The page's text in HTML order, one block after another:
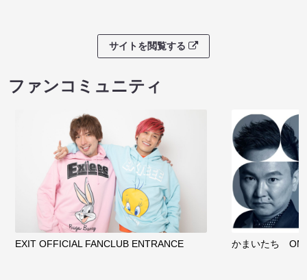
サイトを閲覧する
ファンコミュニティ
EXIT OFFICIAL FANCLUB ENTRANCE かまいたち